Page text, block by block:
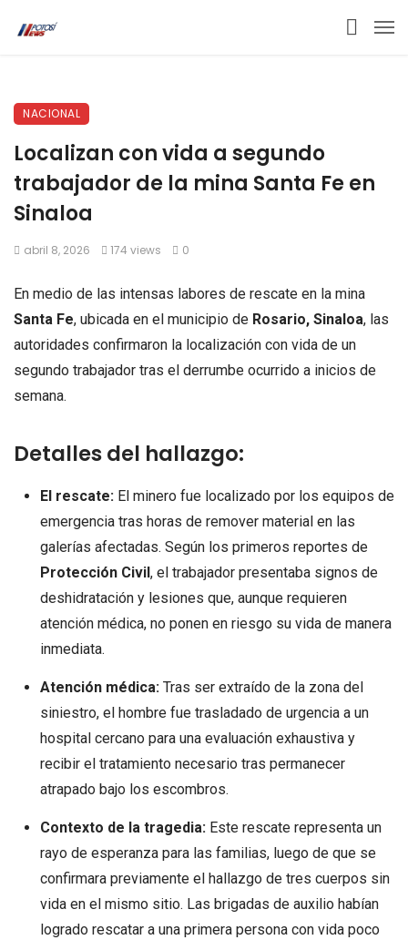
NACIONAL
Localizan con vida a segundo
trabajador de la mina Santa Fe en
Sinaloa
abril 8, 2026 174 views 0
En medio de las intensas labores de rescate en la mina
Santa Fe, ubicada en el municipio de Rosario, Sinaloa, las
autoridades confirmaron la localización con vida de un
segundo trabajador tras el derrumbe ocurrido a inicios de
semana.
Detalles del hallazgo:
El rescate:El minero fue localizado por los equipos de
emergencia tras horas de remover material en las
galerías afectadas. Según los primeros reportes de
Protección Civil , el trabajador presentaba signos de
deshidratación y lesiones que, aunque requieren
atención médica, no ponen en riesgo su vida de manera
inmediata.
Atención médica:Tras ser extraído de la zona del
siniestro, el hombre fue trasladado de urgencia a un
hospital cercano para una evaluación exhaustiva y
recibir el tratamiento necesario tras permanecer
atrapado bajo los escombros.
Contexto de la tragedia:Este rescate representa un
rayo de esperanza para las familias, luego de que se
confirmara previamente el hallazgo de tres cuerpos sin
vida en el mismo sitio. Las brigadas de auxilio habían
logrado rescatar a una primera persona con vida poco